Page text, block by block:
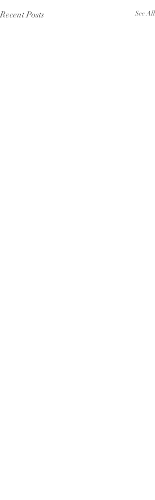
Recent Posts See All